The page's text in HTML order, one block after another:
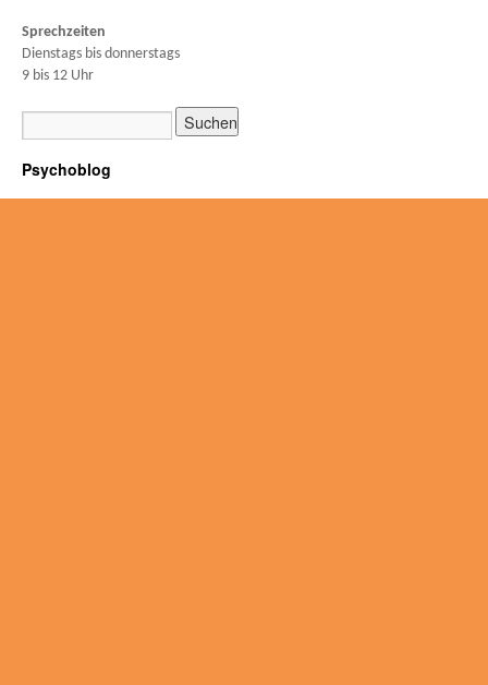
Sprechzeiten
Dienstags bis donnerstags
9 bis 12 Uhr
Psychoblog